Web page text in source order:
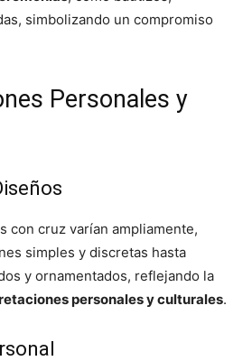
simbolizando un compromiso
Personales y
con cruz varían ampliamente,
simples y discretas hasta
y ornamentados, reflejando la
personales y culturales.